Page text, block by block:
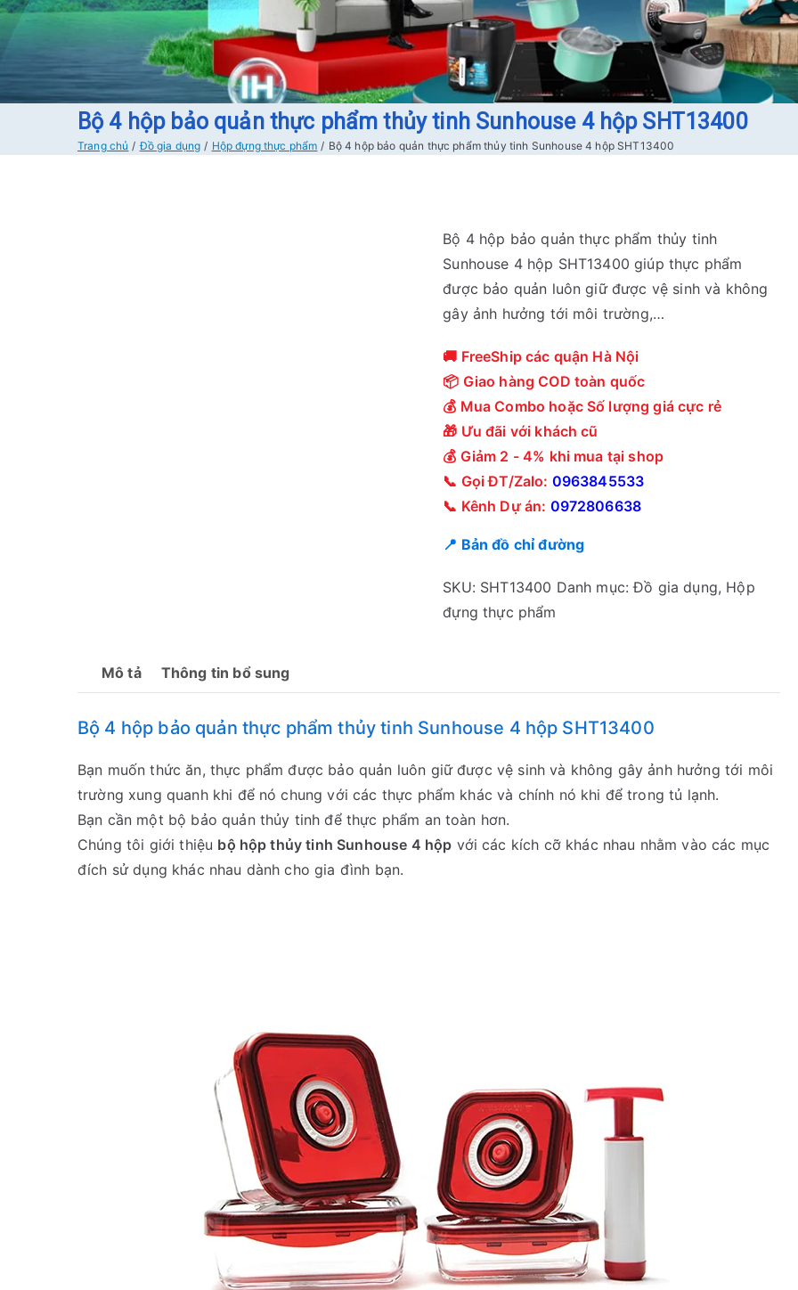
Bộ 4 hộp bảo quản thực phẩm thủy tinh Sunhouse 4 hộp SHT13400
Trang chủ Đồ gia dụng Hộp đựng thực phẩm Bộ 4 hộp bảo quản thực phẩm thủy tinh Sunhouse 4 hộp SHT13400
Bộ 4 hộp bảo quản thực phẩm thủy tinh
Sunhouse 4 hộp SHT13400 giúp thực phẩm
được bảo quản luôn giữ được vệ sinh và không
gây ảnh hưởng tới môi trường,…
🚚 FreeShip các quận Hà Nội
📦 Giao hàng COD toàn quốc
💰 Mua Combo hoặc Số lượng giá cực rẻ
🎁 Ưu đãi với khách cũ
💰 Giảm 2 - 4% khi mua tại shop
📞 Gọi ĐT/Zalo: 0963845533
📞 Kênh Dự án: 0972806638
📍 Bản đồ chỉ đường
SKU: SHT13400 Danh mục:Đồ gia dụng, Hộp
đựng thực phẩm
Mô tả Thông tin bổ sung
Bộ 4 hộp bảo quản thực phẩm thủy tinh Sunhouse 4 hộp SHT13400
Bạn muốn thức ăn, thực phẩm được bảo quản luôn giữ được vệ sinh và không gây ảnh hưởng tới môi
trường xung quanh khi để nó chung với các thực phẩm khác và chính nó khi để trong tủ lạnh.
Bạn cần một bộ bảo quản thủy tinh để thực phẩm an toàn hơn.
Chúng tôi giới thiệu bộ hộp thủy tinh Sunhouse 4 hộp với các kích cỡ khác nhau nhằm vào các mục
đích sử dụng khác nhau dành cho gia đình bạn.